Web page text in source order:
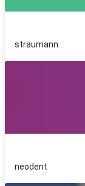
straumann
neodent